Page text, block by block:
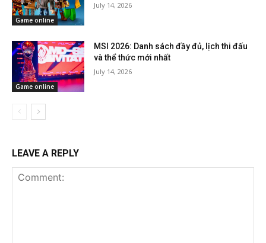
Game online
July 14, 2026
Game online
MSI 2026: Danh sách đầy đủ, lịch thi đấu
và thể thức mới nhất
July 14, 2026
LEAVE A REPLY